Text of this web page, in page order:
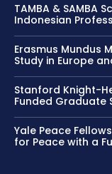
TAMBA & SAMBA
Indonesian
Erasmus Mundus
Study in Europe
Stanford Knight-
Funded Graduate
Yale Peace
for Peace with a